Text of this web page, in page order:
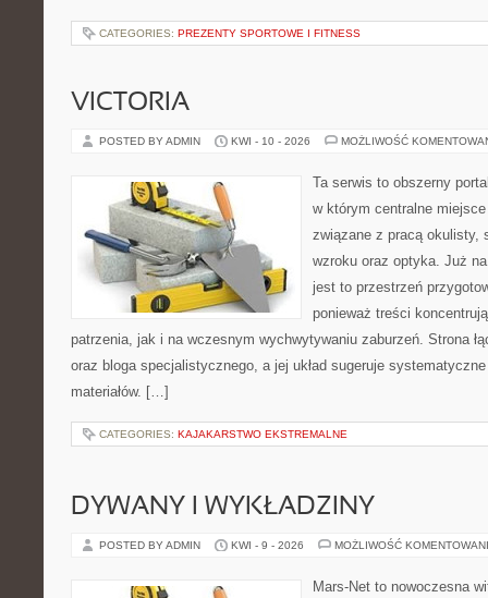
CATEGORIES: PREZENTY SPORTOWE I FITNESS
VICTORIA
POSTED BY ADMIN KWI - 10 - 2026 MOŻLIWOŚĆ
Ta serwis to obszerny
w którym centralne
związane z pracą okulisty,
wzroku oraz optyka. Już
jest to przestrzeń
ponieważ treści
patrzenia, jak i na wczesnym wychwytywaniu zaburzeń. Strona
oraz bloga specjalistycznego, a jej układ sugeruje
materiałów. […]
CATEGORIES: KAJAKARSTWO EKSTREMALNE
DYWANY I WYKŁADZINY
POSTED BY ADMIN KWI - 9 - 2026 MOŻLIWOŚĆ
Mars-Net to nowoczesna